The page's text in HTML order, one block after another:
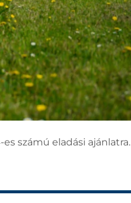
számú eladási ajánlatra.